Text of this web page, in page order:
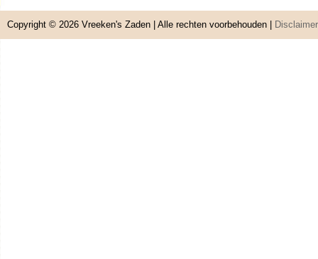
Copyright © 2026 Vreeken's Zaden | Alle rechten voorbehouden | Disclaimer